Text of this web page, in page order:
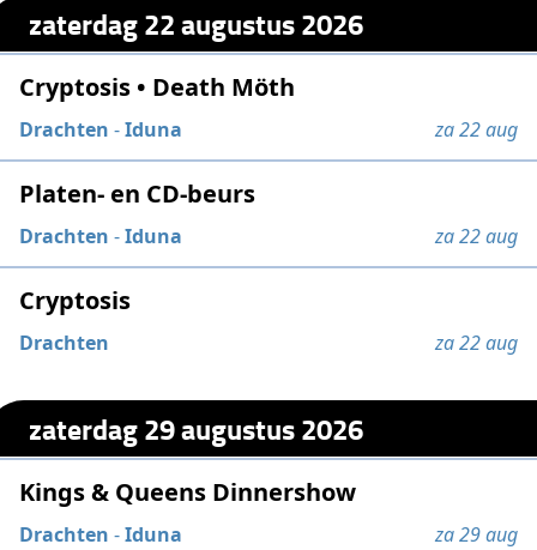
zaterdag 22 augustus 2026
Cryptosis • Death Möth
Drachten -Iduna za 22 aug
Platen- en CD-beurs
Drachten -Iduna za 22 aug
Cryptosis
Drachten za 22 aug
zaterdag 29 augustus 2026
Kings & Queens Dinnershow
Drachten -Iduna za 29 aug